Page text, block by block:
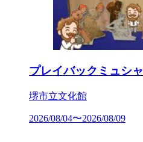
プレイバックミュシャ
堺市立文化館
2026/08/04〜2026/08/09